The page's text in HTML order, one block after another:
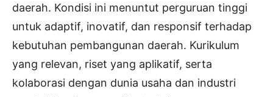
daerah. Kondisi ini menuntut perguruan tinggi
untuk adaptif, inovatif, dan responsif terhadap
kebutuhan pembangunan daerah. Kurikulum
yang relevan, riset yang aplikatif, serta
kolaborasi dengan dunia usaha dan industri